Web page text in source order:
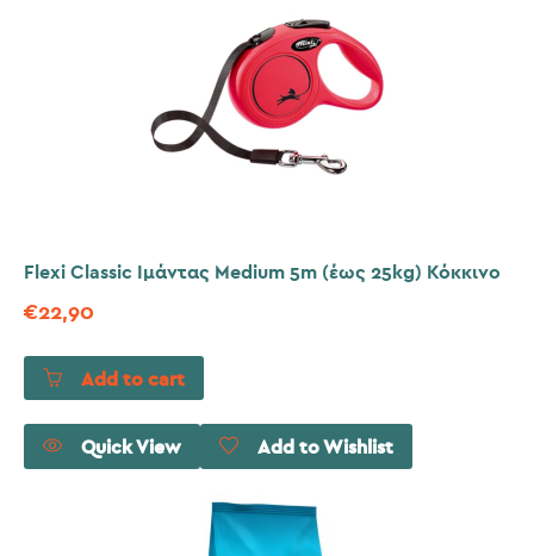
Flexi Classic Ιμάντας Medium 5m (έως 25kg) Κόκκινο
€22,90
Add to cart
Quick View Add to Wishlist